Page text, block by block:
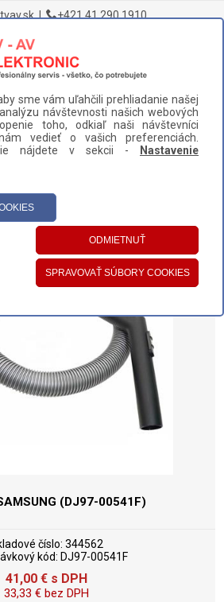
| +421 41 290 1910
A PRÍSLUŠENSTVO > VYSÁVAČE >
(DJ97-00541F)
PANEL
KATEGÓRIE
(DJ97-00541F)
číslo: 344562
kód: DJ97-00541F
41,00 €s DPH
33,33 €bez DPH
sme vám uľahčili prehliadanie našej
návštevnosti našich webových
toho, odkiaľ naši návštevníci
vedieť o vašich preferenciách.
nájdete v sekcii -
Nastavenie